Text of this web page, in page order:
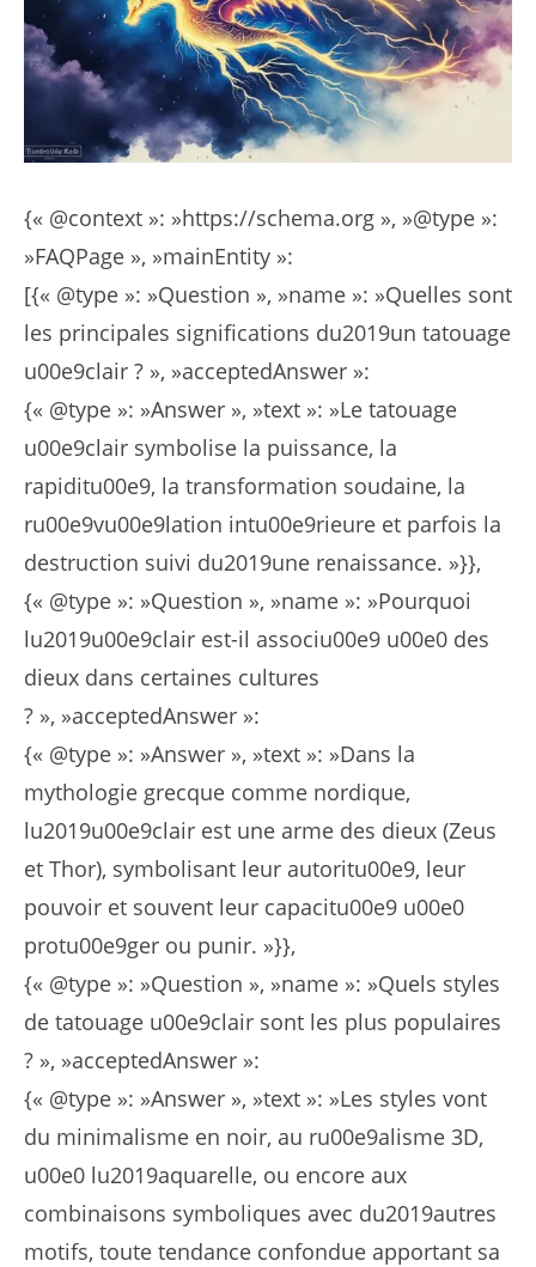
{« @context »: »https://schema.org », »@type »:
»FAQPage », »mainEntity »:
[{« @type »: »Question », »name »: »Quelles sont
les principales significations du2019un tatouage
u00e9clair ? », »acceptedAnswer »:
{« @type »: »Answer », »text »: »Le tatouage
u00e9clair symbolise la puissance, la
rapiditu00e9, la transformation soudaine, la
ru00e9vu00e9lation intu00e9rieure et parfois la
destruction suivi du2019une renaissance. »}},
{« @type »: »Question », »name »: »Pourquoi
lu2019u00e9clair est-il associu00e9 u00e0 des
dieux dans certaines cultures
? », »acceptedAnswer »:
{« @type »: »Answer », »text »: »Dans la
mythologie grecque comme nordique,
lu2019u00e9clair est une arme des dieux (Zeus
et Thor), symbolisant leur autoritu00e9, leur
pouvoir et souvent leur capacitu00e9 u00e0
protu00e9ger ou punir. »}},
{« @type »: »Question », »name »: »Quels styles
de tatouage u00e9clair sont les plus populaires
? », »acceptedAnswer »:
{« @type »: »Answer », »text »: »Les styles vont
du minimalisme en noir, au ru00e9alisme 3D,
u00e0 lu2019aquarelle, ou encore aux
combinaisons symboliques avec du2019autres
motifs, toute tendance confondue apportant sa